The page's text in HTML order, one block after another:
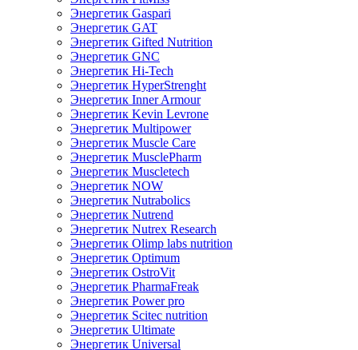
Энергетик Gaspari
Энергетик GAT
Энергетик Gifted Nutrition
Энергетик GNC
Энергетик Hi-Tech
Энергетик HyperStrenght
Энергетик Inner Armour
Энергетик Kevin Levrone
Энергетик Multipower
Энергетик Muscle Care
Энергетик MusclePharm
Энергетик Muscletech
Энергетик NOW
Энергетик Nutrabolics
Энергетик Nutrend
Энергетик Nutrex Research
Энергетик Olimp labs nutrition
Энергетик Optimum
Энергетик OstroVit
Энергетик PharmaFreak
Энергетик Power pro
Энергетик Scitec nutrition
Энергетик Ultimate
Энергетик Universal